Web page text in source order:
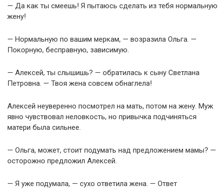
— Да как ты смеешь! Я пытаюсь сделать из тебя нормальную
жену!
— Нормальную по вашим меркам, — возразила Ольга. —
Покорную, бесправную, зависимую.
— Алексей, ты слышишь? — обратилась к сыну Светлана
Петровна. — Твоя жена совсем обнаглела!
Алексей неуверенно посмотрел на мать, потом на жену. Муж
явно чувствовал неловкость, но привычка подчиняться
матери была сильнее.
— Ольга, может, стоит подумать над предложением мамы? —
осторожно предложил Алексей.
— Я уже подумала, — сухо ответила жена. — Ответ